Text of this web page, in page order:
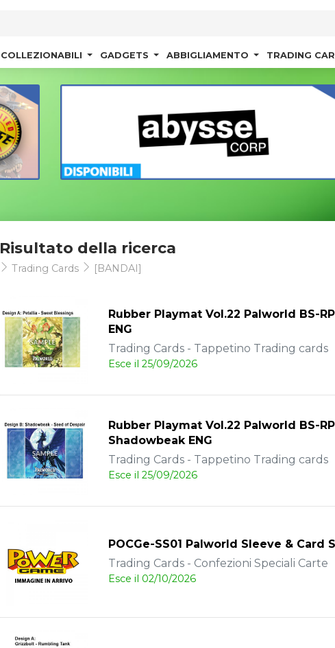
COLLEZIONABILI GADGETS ABBIGLIAMENTO TRADING
Risultato della ricerca
Trading Cards [BANDAI]
Rubber Playmat Vol.22 Palworld BS-
ENG
Trading Cards - Tappetino Trading cards
Esce il 25/09/2026
Rubber Playmat Vol.22 Palworld BS-
Shadowbeak ENG
Trading Cards - Tappetino Trading cards
Esce il 25/09/2026
POCGe-SS01 Palworld Sleeve & Card
Trading Cards - Confezioni Speciali Carte
Esce il 02/10/2026